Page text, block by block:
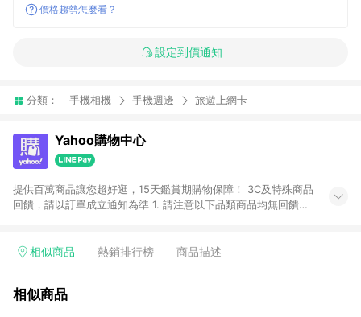
價格趨勢怎麼看？
設定到價通知
分類： 手機相機 手機週邊 旅遊上網卡
Yahoo購物中心
提供百萬商品讓您超好逛，15天鑑賞期購物保障！ 3C及特殊商品
回饋，請以訂單成立通知為準 1. 請注意以下品類商品均無回饋：
電玩/遊戲/相機/單眼/鏡頭/拍立得 [2024/6/1起適用] -內接硬
的購回饋活動享Yahoo超贈點回饋者 - 購物中心商店之商品：商
相似商品 熱銷排行榜 商品描述
相似商品